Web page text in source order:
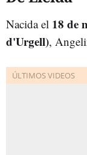
Nacida el 18 de
d'Urgell),